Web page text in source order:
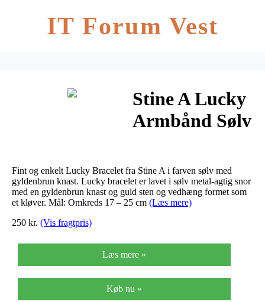
IT Forum Vest
Stine A Lucky
Armbånd Sølv
Gyldenbrun
Fint og enkelt Lucky Bracelet fra Stine A i farven sølv med
gyldenbrun knast. Lucky bracelet er lavet i sølv metal-agtig snor
med en gyldenbrun knast og guld sten og vedhæng formet som
et kløver. Mål: Omkreds 17 – 25 cm (Læs mere)
250 kr. (Vis fragtpris)
Læs mere »
Køb nu »